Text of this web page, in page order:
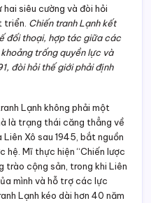
siêu cường và đòi hỏi
triển. Chiến tranh Lạnh kết
đối thoại, hợp tác giữa các
trống quyền lực và
đòi hỏi thế giới phải định
Lạnh không phải một
là trạng thái căng thẳng về
Xô sau 1945, bắt nguồn
hệ. Mĩ thực hiện “Chiến lược
trào cộng sản, trong khi Liên
mình và hỗ trợ các lực
Lạnh kéo dài hơn 40 năm